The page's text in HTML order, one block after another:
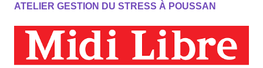
ATELIER GESTION DU STRESS À POUSSAN